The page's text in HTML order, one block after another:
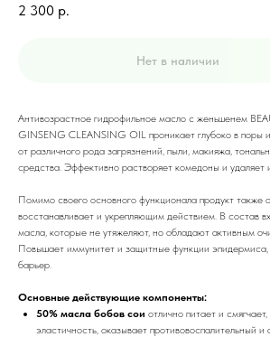
2 300 р.
Нет в наличии
Антивозрастное гидрофильное масло с женьшенем
GINSENG CLEANSING OIL проникает глубоко в поры
от различного рода загрязнений, пыли, макияжа,
средства. Эффективно растворяет комедоны и удаляет
Помимо своего основного функционала продукт также
восстанавливает и укрепляющим действием. В состав
масла, которые не утяжеляют, но обладают активным
Повышает иммунитет и защитные функции
барьер.
Основные действующие компоненты:
50% масла бобов сои отлично питает и
эластичность, оказывает противовоспалительный